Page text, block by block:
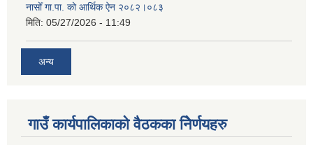
नासोँ गा.पा. को आर्थिक ऐन २०८२।०८३
मिति: 05/27/2026 - 11:49
अन्य
गाउँ कार्यपालिकाको वैठकका निेर्णयहरु